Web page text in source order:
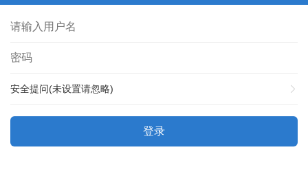
安全提问(未设置请忽略)
登录